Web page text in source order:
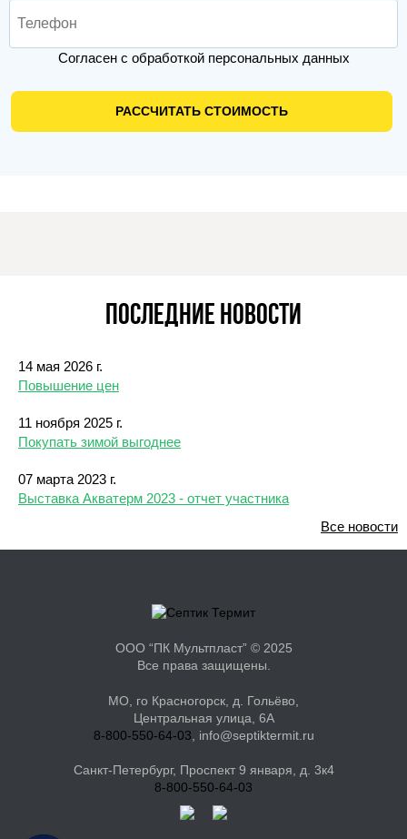
Согласен с обработкой персональных данных
РАССЧИТАТЬ СТОИМОСТЬ
Последние новости
14 мая 2026 г.
Повышение цен
11 ноября 2025 г.
Покупать зимой выгоднее
07 марта 2023 г.
Выставка Акватерм 2023 - отчет участника
Все новости
ООО “ПК Мультпласт” © 2025
Все права защищены.
МО, го Красногорск, д. Гольёво,
Центральная улица, 6А
8-800-550-64-03 , info@septiktermit.ru
Санкт-Петербург, Проспект 9 января, д. 3к4
8-800-550-64-03